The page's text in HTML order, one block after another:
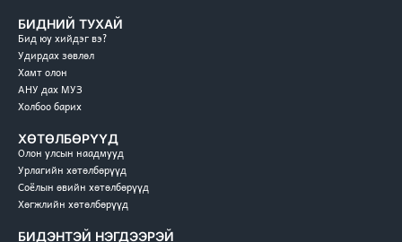
БИДНИЙ ТУХАЙ
Бид юу хийдэг вэ?
Удирдах зөвлөл
Хамт олон
АНУ дах МУЗ
Холбоо барих
ХӨТӨЛБӨРҮҮД
Олон улсын наадмууд
Урлагийн хөтөлбөрүүд
Соёлын өвийн хөтөлбөрүүд
Хөгжлийн хөтөлбөрүүд
БИДЭНТЭЙ НЭГДЭЭРЭЙ